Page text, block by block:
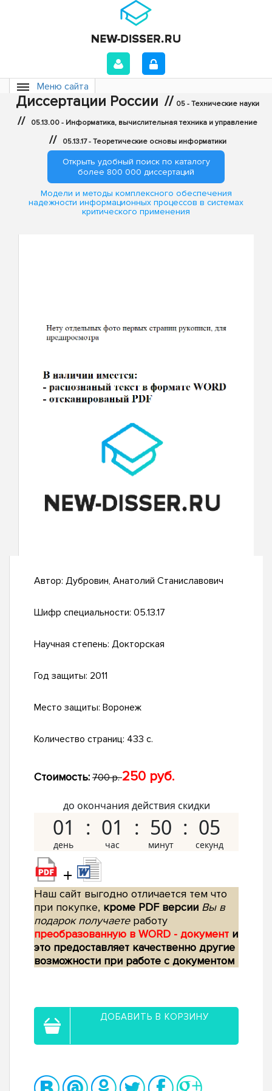
Меню сайта
Диссертации России // 05 - Технические науки
// 05.13.00 - Информатика, вычислительная техника и управление
// 05.13.17 - Теоретические основы информатики
Открыть удобный поиск по каталогу
более 800 000 диссертаций
Модели и методы комплексного обеспечения
надежности информационных процессов в системах
критического применения
Автор: Дубровин, Анатолий Станиславович
Шифр специальности: 05.13.17
Научная степень: Докторская
Год защиты: 2011
Место защиты: Воронеж
Количество страниц: 433 с.
Стоимость: 700 р.250 руб.
до окончания действия скидки
01 01 50 04
+
Наш сайт выгодно отличается тем что
при покупке, кроме PDF версии Вы в
подарок получаетеработу
преобразованную в WORD - документ и
это предоставляет качественно другие
возможности при работе с документом
ДОБАВИТЬ В КОРЗИНУ